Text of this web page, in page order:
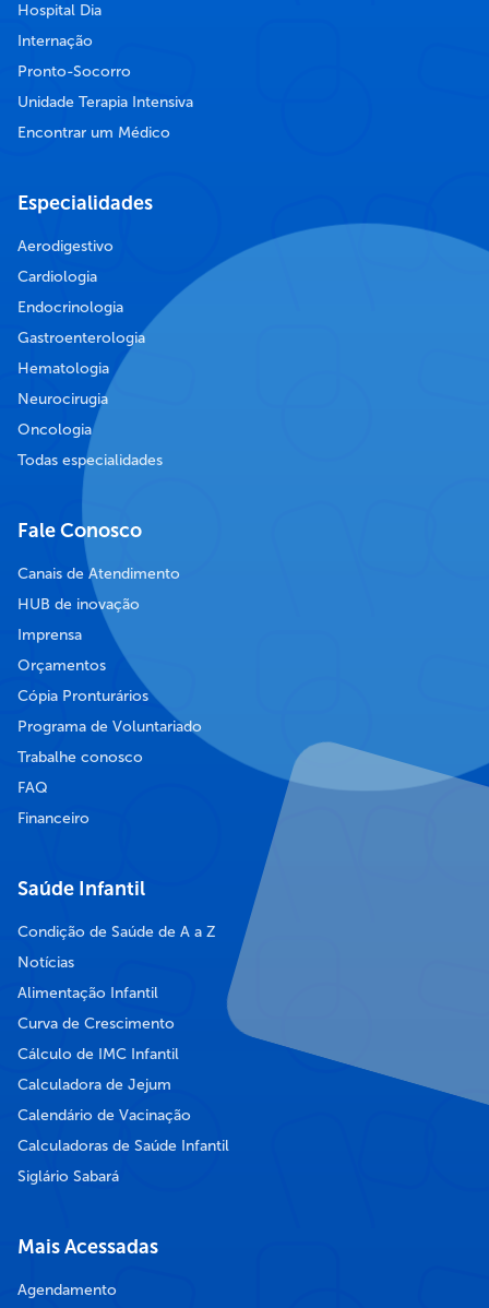
Hospital Dia
Internação
Pronto-Socorro
Unidade Terapia Intensiva
Encontrar um Médico
Especialidades
Aerodigestivo
Cardiologia
Endocrinologia
Gastroenterologia
Hematologia
Neurocirugia
Oncologia
Todas especialidades
Fale Conosco
Canais de Atendimento
HUB de inovação
Imprensa
Orçamentos
Cópia Pronturários
Programa de Voluntariado
Trabalhe conosco
FAQ
Financeiro
Saúde Infantil
Condição de Saúde de A a Z
Notícias
Alimentação Infantil
Curva de Crescimento
Cálculo de IMC Infantil
Calculadora de Jejum
Calendário de Vacinação
Calculadoras de Saúde Infantil
Siglário Sabará
Mais Acessadas
Agendamento